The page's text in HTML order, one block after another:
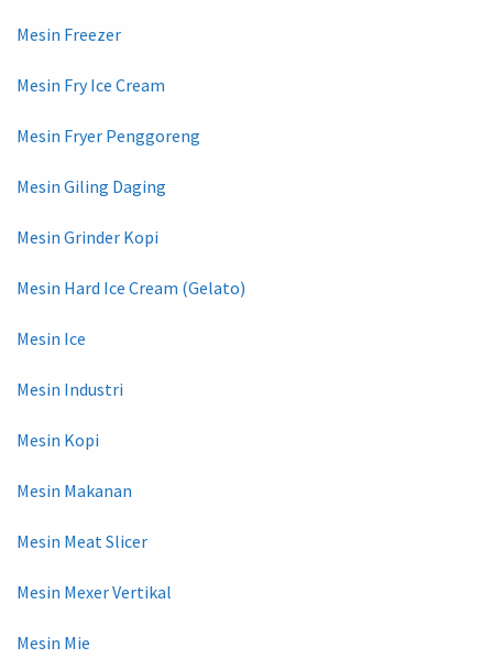
Mesin Freezer
Mesin Fry Ice Cream
Mesin Fryer Penggoreng
Mesin Giling Daging
Mesin Grinder Kopi
Mesin Hard Ice Cream (Gelato)
Mesin Ice
Mesin Industri
Mesin Kopi
Mesin Makanan
Mesin Meat Slicer
Mesin Mexer Vertikal
Mesin Mie